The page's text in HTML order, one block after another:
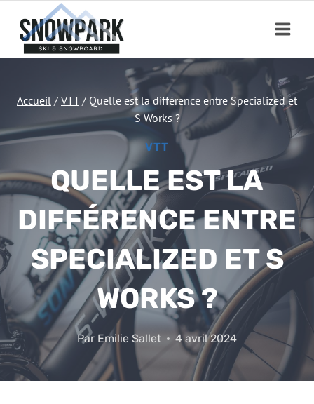
contenu
Accueil / VTT / Quelle est la différence entre Specialized et
S Works ?
VTT
QUELLE EST LA
DIFFÉRENCE ENTRE
SPECIALIZED ET S
WORKS ?
Par Emilie Sallet 4 avril 2024